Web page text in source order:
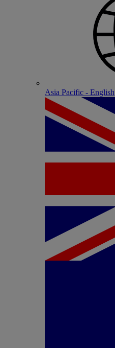
Asia Pacific - English